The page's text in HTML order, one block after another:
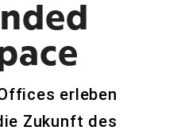
erleben
Zukunft des